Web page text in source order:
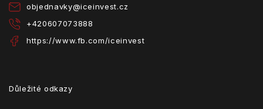
objednavky@iceinvest.cz
+420607073888
https://www.fb.com/iceinvest
Důležité odkazy